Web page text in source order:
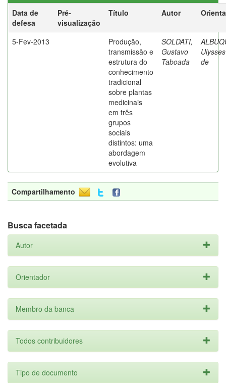
Data de
defesa
Pré-
visualização
Título Autor
5-Fev-2013
Produção,
transmissão e
estrutura do
conhecimento
tradicional
sobre plantas
medicinais
em três
grupos
sociais
distintos: uma
abordagem
evolutiva
SOLDATI,
Gustavo
Taboada
de
Compartilhamento
Busca facetada
Autor
Orientador
Membro da banca
Todos contribuidores
Tipo de documento